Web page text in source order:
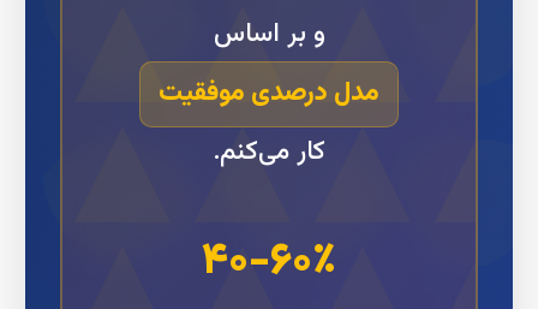
و بر اساس
مدل درصدی موفقیت
کار می‌کنم.
۴۰-۶۰٪